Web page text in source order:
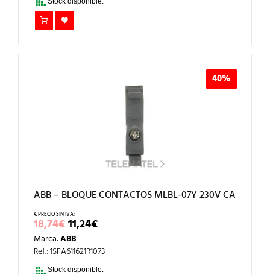
40%
ABB – BLOQUE CONTACTOS MLBL-07Y 230V CA
18,74€EL
PRECIO
ORIGINAL
ERA:
18,74€.
11,24€EL
PRECIO
ES:
Marca:ABB
Ref.: 1SFA611621R1073
Stock disponible.